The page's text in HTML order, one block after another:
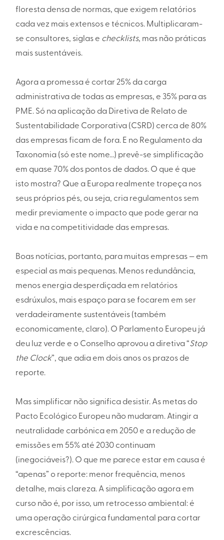
floresta densa de normas, que exigem relatórios
cada vez mais extensos e técnicos. Multiplicaram-
se consultores, siglas e checklists, mas não práticas
mais sustentáveis.
Agora a promessa é cortar 25% da carga
administrativa de todas as empresas, e 35% para as
PME. Só na aplicação da Diretiva de Relato de
Sustentabilidade Corporativa (CSRD) cerca de 80%
das empresas ficam de fora. E no Regulamento da
Taxonomia (só este nome...) prevê-se simplificação
em quase 70% dos pontos de dados. O que é que
isto mostra? Que a Europa realmente tropeça nos
seus próprios pés, ou seja, cria regulamentos sem
medir previamente o impacto que pode gerar na
vida e na competitividade das empresas.
Boas notícias, portanto, para muitas empresas — em
especial as mais pequenas. Menos redundância,
menos energia desperdiçada em relatórios
esdrúxulos, mais espaço para se focarem em ser
verdadeiramente sustentáveis (também
economicamente, claro). O Parlamento Europeu já
deu luz verde e o Conselho aprovou a diretiva “Stop
the Clock”, que adia em dois anos os prazos de
reporte.
Mas simplificar não significa desistir. As metas do
Pacto Ecológico Europeu não mudaram. Atingir a
neutralidade carbónica em 2050 e a redução de
emissões em 55% até 2030 continuam
(inegociáveis?). O que me parece estar em causa é
“apenas” o reporte: menor frequência, menos
detalhe, mais clareza. A simplificação agora em
curso não é, por isso, um retrocesso ambiental: é
uma operação cirúrgica fundamental para cortar
excrescências.